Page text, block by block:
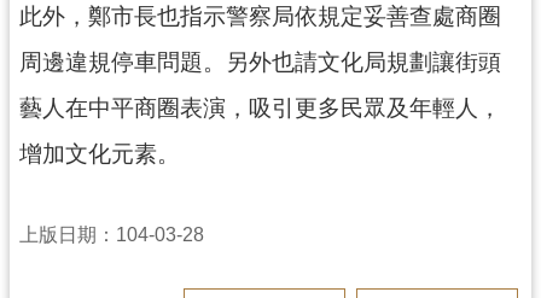
網
站
安
全
政
政
此外，鄭市長也指示警察局依規定妥善查處商圈
周邊違規停車問題。另外也請文化局規劃讓街頭
藝人在中平商圈表演，吸引更多民眾及年輕人，
增加文化元素。
上版日期：104-03-28